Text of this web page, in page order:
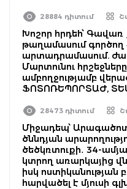
28884 դիտում
Խոշոր հրդեհ՝
թաղամասում
արտադրամասում.
Մարտունու
ամբողջությամբ
ՖՈՏՈՌԵՊՈՐՏԱԺ,
28473 դիտում
Միջադեպ՝
ծննդյան
ծեծկռտուքի․ 34-
կտրող առարկայից
իսկ ոստիկանության
հարվածել է մյուսի